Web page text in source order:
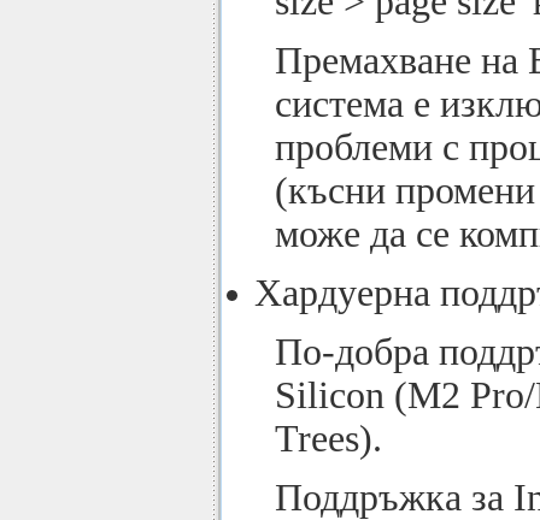
Премахване на
система е
проблеми с
(късни
може да се
Хардуерна
По-добра
Silicon (M2
Trees).
Поддръжка за